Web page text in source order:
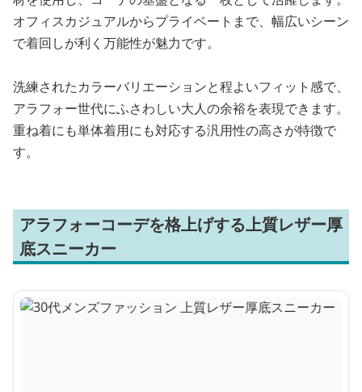
オフィスカジュアルからプライベートまで、幅広いシーン
で着回しが利く万能性が魅力です。
洗練されたカラーバリエーションと程よいフィット感で、
アラフォー世代にふさわしい大人の余裕を表現できます。
重ね着にも単体着用にも対応する汎用性の高さが特徴で
す。
アラフォーコーデを格上げする上質レザー厚
底スニーカー